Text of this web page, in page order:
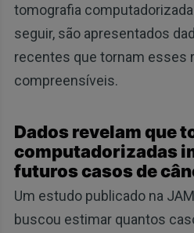
tomografia
seguir, são apresentados
recentes que tornam esses
compreensíveis.
Dados revelam que
computadorizadas
futuros casos de
Um estudo publicado na
buscou estimar quantos